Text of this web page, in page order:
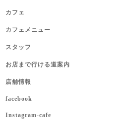
カフェ
カフェメニュー
スタッフ
お店まで行ける道案内
店舗情報
facebook
Instagram-cafe